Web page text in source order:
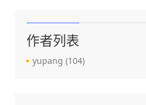
作者列表
yupang (104)